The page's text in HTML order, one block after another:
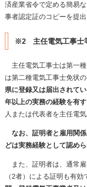
済産業省令で定める簡易
事者認定証のコピーを提出
※2 主任電気工事士
主任電気工事士は第一種
は第二種電気工事士免状の
県に登録又は届出されて
年以上の実務の経験を有
人または代表者を主任電
なお、証明者と雇用関
どは実務経験として認めら
また、証明者は、通常
（2者）による証明も有